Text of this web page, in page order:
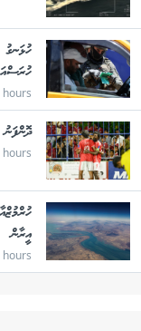
hours
hours
އީރާން
hours